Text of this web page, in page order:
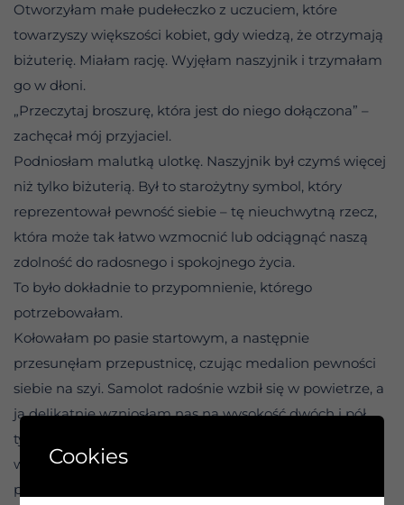
Otworzyłam małe pudełeczko z uczuciem, które
towarzyszy większości kobiet, gdy wiedzą, że otrzymają
biżuterię. Miałam rację. Wyjęłam naszyjnik i trzymałam
go w dłoni.
„Przeczytaj broszurę, która jest do niego dołączona” –
zachęcał mój przyjaciel.
Podniosłam malutką ulotkę. Naszyjnik był czymś więcej
niż tylko biżuterią. Był to starożytny symbol, który
reprezentował pewność siebie – tę nieuchwytną rzecz,
która może tak łatwo wzmocnić lub odciągnąć naszą
zdolność do radosnego i spokojnego życia.
To było dokładnie to przypomnienie, którego
potrzebowałam.
Kołowałam po pasie startowym, a następnie
przesunęłam przepustnicę, czując medalion pewności
siebie na szyi. Samolot radośnie wzbił się w powietrze, a
ja delikatnie wzniosłam nas na wysokość dwóch i pół
tysiąca metrów. Zgodnie z instrukcjami Roba skręciłam
w lewo, ostro. Następnie wykonałam stromy zakręt w
prawo i przeciągnięcie z wyłączonym silnikiem, coś, co
Cookies